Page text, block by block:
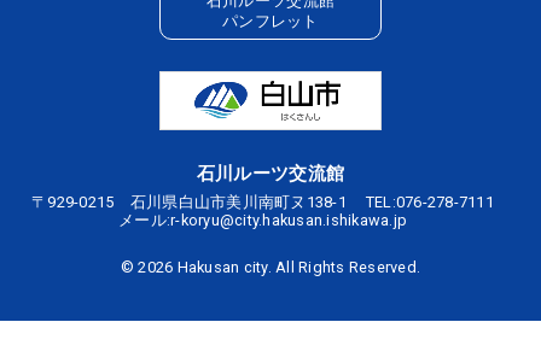
パンフレット
石川ルーツ交流館
〒929-0215 石川県白山市美川南町ヌ138-1 TEL:076-278-7111
メール:r-koryu@city.hakusan.ishikawa.jp
©2026 Hakusan city. All Rights Reserved.